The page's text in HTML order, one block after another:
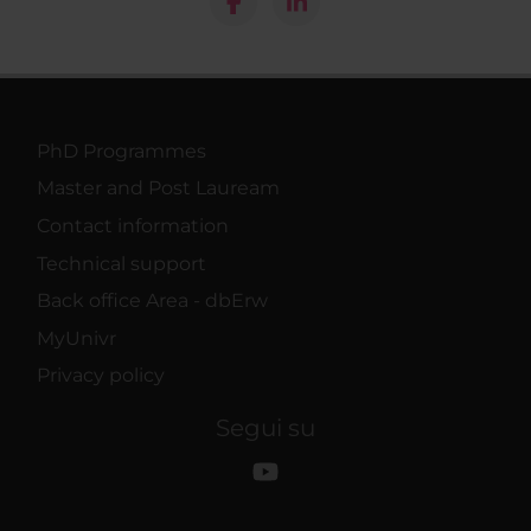
PhD Programmes
Master and Post Lauream
Contact information
Technical support
Back office Area - dbErw
MyUnivr
Privacy policy
Segui su